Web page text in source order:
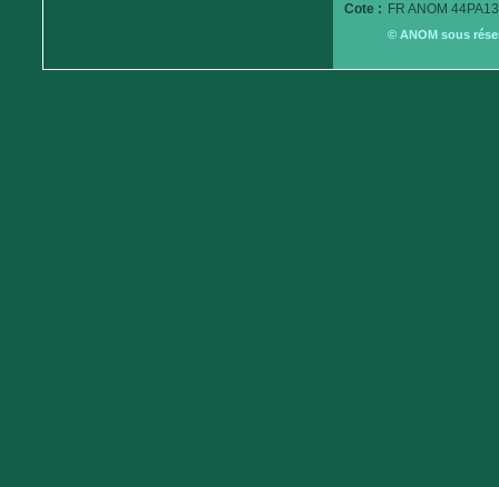
Cote : FR ANOM
© ANOM sous